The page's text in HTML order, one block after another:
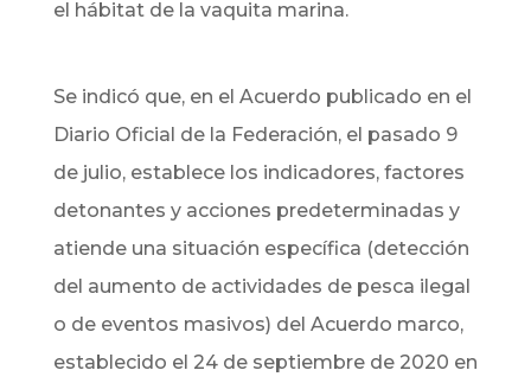
el hábitat de la vaquita marina.
Se indicó que, en el Acuerdo publicado en el
Diario Oficial de la Federación, el pasado 9
de julio, establece los indicadores, factores
detonantes y acciones predeterminadas y
atiende una situación específica (detección
del aumento de actividades de pesca ilegal
o de eventos masivos) del Acuerdo marco,
establecido el 24 de septiembre de 2020 en